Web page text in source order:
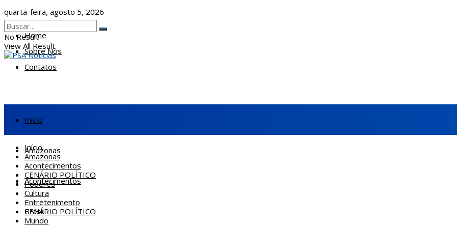
quarta-feira, agosto 5, 2026
Home
Sobre Nós
Contatos
No Result
View All Result
Início
Amazonas
Acontecimentos
CENÁRIO POLÍTICO
Início
Amazonas
Acontecimentos
CENÁRIO POLÍTICO
Poderes
Cultura
Entretenimento
Brasil
Mundo